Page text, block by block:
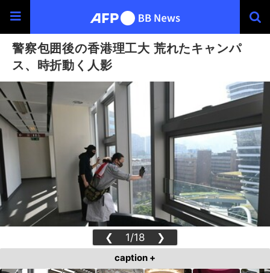
警察包囲後の香港理工大 荒れたキャンパ
ス、時折動く人影
❮ 1/18 ❯
caption +